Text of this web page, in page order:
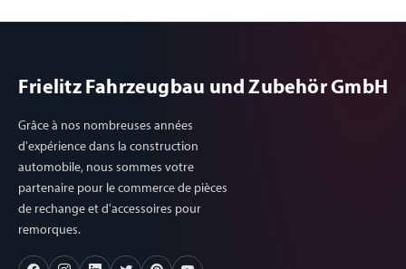
Frielitz Fahrzeugbau und Zubehör GmbH
Grâce à nos nombreuses années
d'expérience dans la construction
automobile, nous sommes votre
partenaire pour le commerce de pièces
de rechange et d'accessoires pour
remorques.